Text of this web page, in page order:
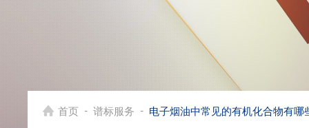
首页 - 谱标服务 - 电子烟油中常见的有机化合物有哪